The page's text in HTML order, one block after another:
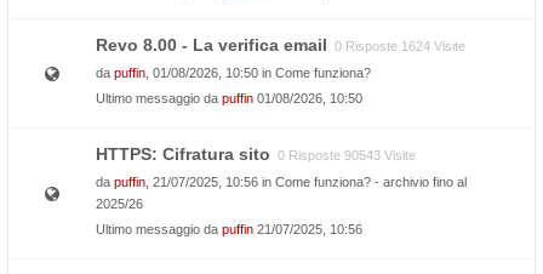
Revo 8.00 - La verifica email 0 Risposte 1624 Visite
da puffin , 01/08/2026, 10:50 in Come funziona?
Ultimo messaggio da puffin 01/08/2026, 10:50
HTTPS: Cifratura sito 0 Risposte 90543 Visite
da puffin , 21/07/2025, 10:56 in Come funziona? - archivio fino al
2025/26
Ultimo messaggio da puffin 21/07/2025, 10:56